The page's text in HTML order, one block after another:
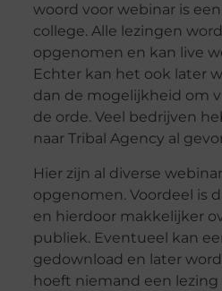
woord voor webinar is
college. Alle lezingen
opgenomen en kan live
Echter kan het ook later
dan de mogelijkheid om
de orde. Veel bedrijven
naar Tribal Agency al
Hier zijn al diverse
opgenomen. Voordeel is
en hierdoor makkelijker
publiek. Eventueel kan
gedownload en later
hoeft niemand een